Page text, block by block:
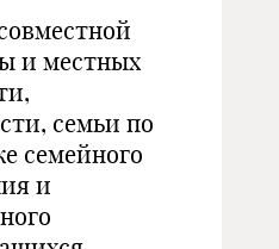
и местных
семьи по
семейного
и